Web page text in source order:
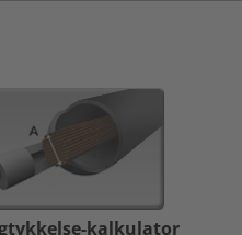
kalkulator